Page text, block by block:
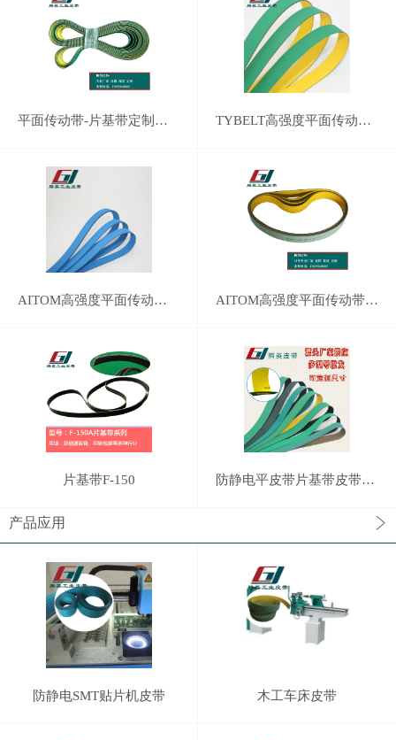
平面传动带-片基带定制批发 TYBELT高强度平面传动带全型号
AITOM高强度平面传动带RR系列 AITOM高强度平面传动带R-120
片基带F-150 防静电平皮带片基带皮带大全
产品应用
防静电SMT贴片机皮带 木工车床皮带